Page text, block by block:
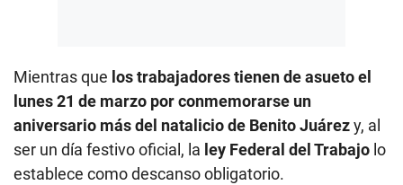
Mientras que los trabajadores tienen de asueto el
lunes 21 de marzo por conmemorarse un
aniversario más del natalicio de Benito Juárezy, al
ser un día festivo oficial, la ley Federal del Trabajo lo
establece como descanso obligatorio.